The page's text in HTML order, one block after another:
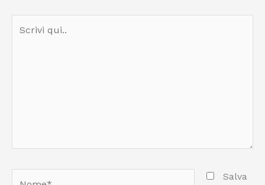
qui..
Salva